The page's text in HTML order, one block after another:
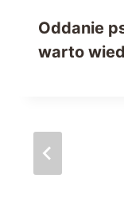
Oddanie
warto